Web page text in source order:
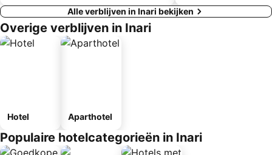
Alle verblijven in Inari bekijken
Overige verblijven in Inari
Hotel Aparthotel
Populaire hotelcategorieën in Inari